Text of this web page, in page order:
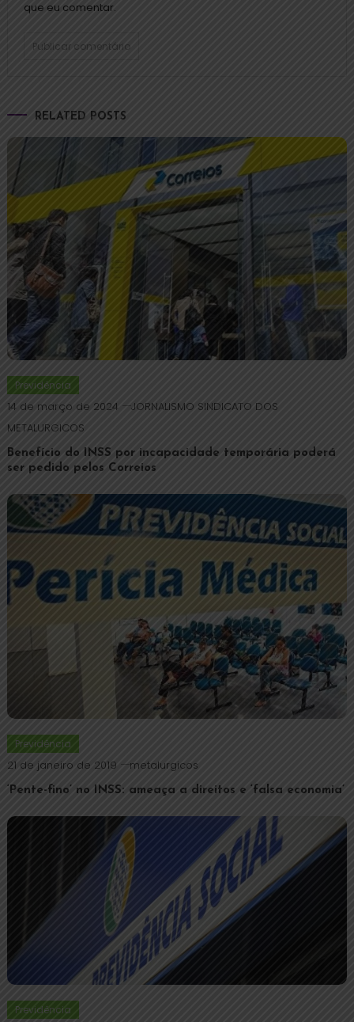
que eu comentar.
RELATED POSTS
Previdência
14 de março de 2024
JORNALISMO SINDICATO DOS
METALURGICOS
Benefício do INSS por incapacidade temporária poderá
ser pedido pelos Correios
Previdência
21 de janeiro de 2019 metalurgicos
‘Pente-fino’ no INSS: ameaça a direitos e ‘falsa economia’
Previdência